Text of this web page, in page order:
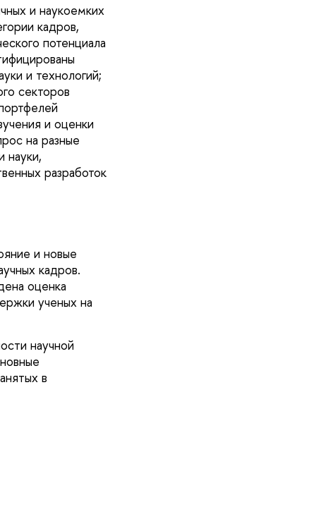
и наукоемких
кадров,
потенциала
и технологий;
секторов
и оценки
на разные
науки,
разработок
и новые
кадров.
оценка
ученых на
научной
в